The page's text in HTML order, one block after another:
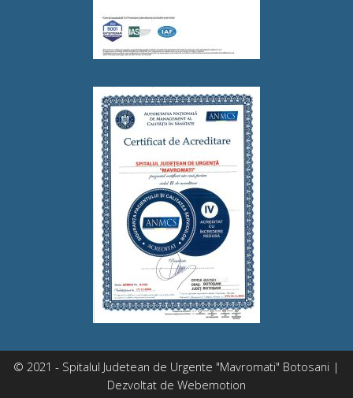
© 2021 - Spitalul Judetean de Urgente "Mavromati" Botosani |
Dezvoltat de Webemotion